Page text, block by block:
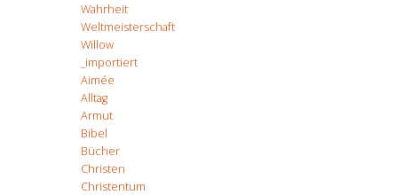
Wahrheit
Weltmeisterschaft
Willow
_importiert
Aimée
Alltag
Armut
Bibel
Bücher
Christen
Christentum